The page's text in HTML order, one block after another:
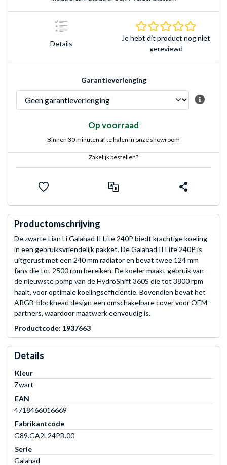
Details
Je hebt dit product nog niet
gereviewd
Garantieverlenging
Op voorraad
Binnen 30 minuten af te halen in onze showroom
Zakelijk bestellen?
Productomschrijving
De zwarte Lian Li Galahad II Lite 240P biedt krachtige koeling
in een gebruiksvriendelijk pakket. De Galahad II Lite 240P is
uitgerust met een 240 mm radiator en bevat twee 124 mm
fans die tot 2500 rpm bereiken. De koeler maakt gebruik van
de nieuwste pomp van de HydroShift 360S die tot 3800 rpm
haalt, voor optimale koelingsefficiëntie. Bovendien bevat het
ARGB-blockhead design een omschakelbare cover voor OEM-
partners, waardoor maatwerk eenvoudig is.
Productcode: 1937663
Details
Kleur
Zwart
EAN
4718466016669
Fabrikantcode
G89.GA2L24PB.00
Serie
Galahad